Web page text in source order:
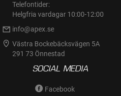
Telefontider:
Helgfria vardagar 10:00-12:00
info@apex.se
Västra Bockebäcksvägen 5A
291 73 Önnestad
SOCIAL MEDIA
Facebook